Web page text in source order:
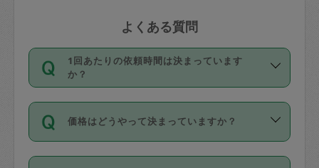
よくある質問
1回あたりの依頼時間は決まっています
か？
依頼1回につき3時間固定です。3時間を
超えて依頼したい場合は、延長機能をご
利用ください。機能をご利用いただくに
価格はどうやって決まっていますか？
11種類の価格帯の中からタスカジさん自